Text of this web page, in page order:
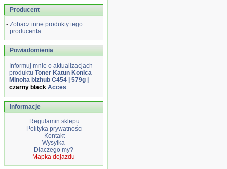
Producent
- Zobacz inne produkty tego
producenta...
Powiadomienia
Informuj mnie o aktualizacjach
produktu Toner Katun Konica
Minolta bizhub C454 | 579g |
czarny black Acces
Informacje
Regulamin sklepu
Polityka prywatności
Kontakt
Wysyłka
Dlaczego my?
Mapka dojazdu